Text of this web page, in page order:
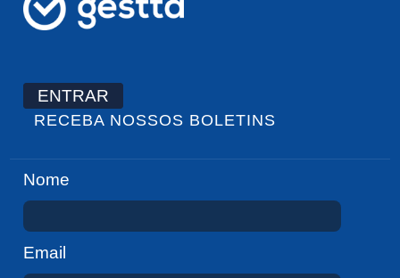
ENTRAR
RECEBA NOSSOS BOLETINS
Nome
Email